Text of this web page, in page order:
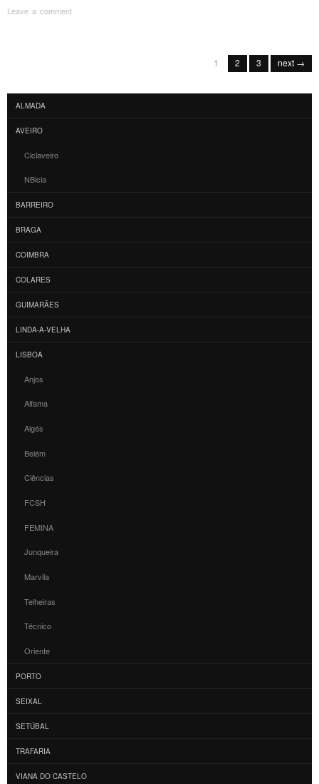
Leave a comment
1 2 3 next →
ALMADA
AVEIRO
Ciclaveiro
NBicla
BARREIRO
BRAGA
COIMBRA
COLARES
GUIMARÃES
LINDA-A-VELHA
LISBOA
Anjos
Alfama
Algés
Belém
Ciências
FCSH
FEMINA
Junqueira
Marvila
Telheiras
Técnico
Oriente
PORTO
SEIXAL
SETÚBAL
TRAFARIA
VIANA DO CASTELO